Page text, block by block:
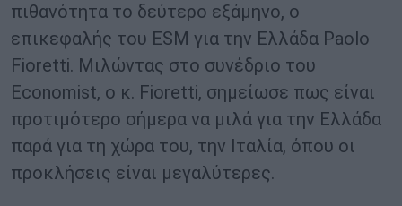
πιθανότητα το δεύτερο εξάμηνο, ο
επικεφαλής του ESM για την Ελλάδα Paolo
Fioretti. Μιλώντας στο συνέδριο του
Economist, ο κ. Fioretti, σημείωσε πως είναι
προτιμότερο σήμερα να μιλά για την Ελλάδα
παρά για τη χώρα του, την Ιταλία, όπου οι
προκλήσεις είναι μεγαλύτερες.